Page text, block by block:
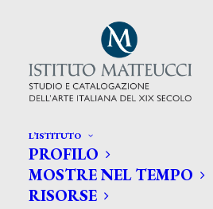
L’ISTITUTO
PROFILO
MOSTRE NEL TEMPO
RISORSE
CERCA TRA GLI ARTISTI: